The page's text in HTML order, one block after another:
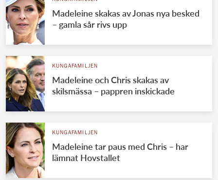
Madeleine skakas av Jonas nya besked
– gamla sår rivs upp
KUNGAFAMILJEN
Madeleine och Chris skakas av
skilsmässa – pappren inskickade
KUNGAFAMILJEN
Madeleine tar paus med Chris – har
lämnat Hovstallet